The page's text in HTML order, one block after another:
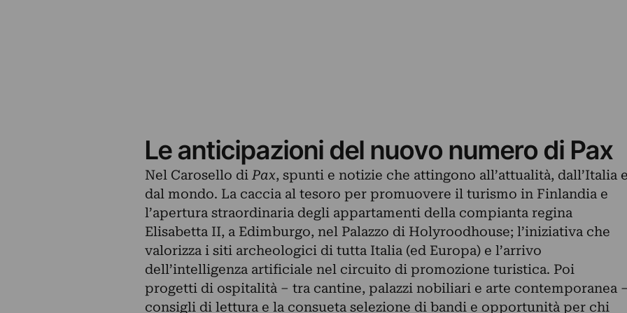
Le anticipazioni del nuovo numero di Pax
Nel Carosello di Pax, spunti e notizie che attingono all’attualità, dall’Italia
dal mondo. La caccia al tesoro per promuovere il turismo in Finlandia e
l’apertura straordinaria degli appartamenti della compianta regina
Elisabetta II, a Edimburgo, nel Palazzo di Holyroodhouse; l’iniziativa che
valorizza i siti archeologici di tutta Italia (ed Europa) e l’arrivo
dell’intelligenza artificiale nel circuito di promozione turistica. Poi
progetti di ospitalità – tra cantine, palazzi nobiliari e arte contemporanea
consigli di lettura e la consueta selezione di bandi e opportunità per chi